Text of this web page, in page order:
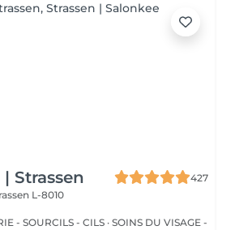
Strassen
427
L-8010
- SOURCILS - CILS · SOINS DU VISAGE -